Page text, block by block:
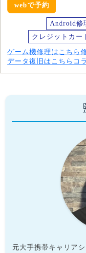
webで予約
Android修
クレジットカー
ゲーム機修理はこちら
データ復旧はこちら コ
元大手携帯キャリア